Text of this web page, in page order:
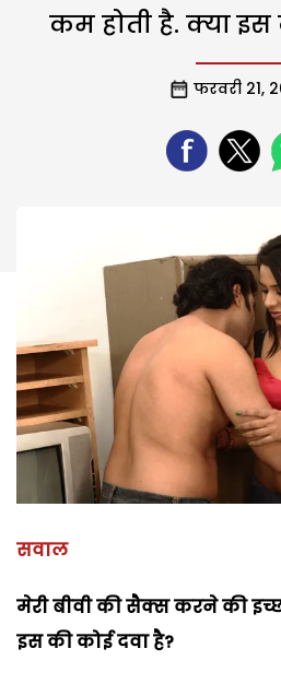
कम होती है. क्या इस
फरवरी 21,
सवाल
मेरी बीवी की सैक्स करने की
इस की कोई दवा है?